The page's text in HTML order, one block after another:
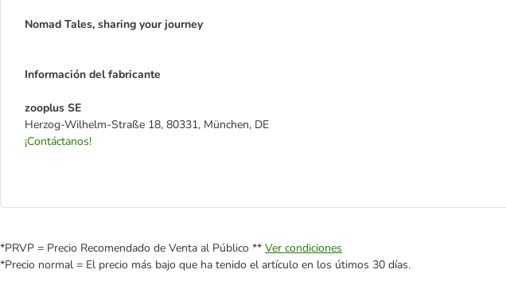
Nomad Tales, sharing your journey
Información del fabricante
zooplus SE
Herzog-Wilhelm-Straße 18, 80331, München, DE
¡Contáctanos!
*PRVP = Precio Recomendado de Venta al Público ** Ver condiciones
*Precio normal = El precio más bajo que ha tenido el artículo en los útimos 30 días.